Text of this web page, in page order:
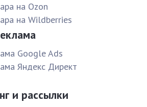
на Ozon
на Wildberries
Google Ads
Яндекс Директ
и рассылки